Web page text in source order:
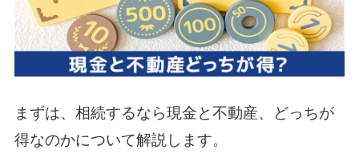
まずは、相続するなら現金と不動産、どっちが
得なのかについて解説します。